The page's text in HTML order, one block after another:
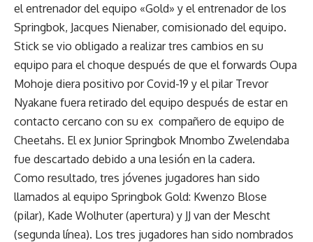
el entrenador del equipo «Gold» y el entrenador de los
Springbok, Jacques Nienaber, comisionado del equipo.
Stick se vio obligado a realizar tres cambios en su
equipo para el choque después de que el forwards Oupa
Mohoje diera positivo por Covid-19 y el pilar Trevor
Nyakane fuera retirado del equipo después de estar en
contacto cercano con su ex compañero de equipo de
Cheetahs. El ex Junior Springbok Mnombo Zwelendaba
fue descartado debido a una lesión en la cadera.
Como resultado, tres jóvenes jugadores han sido
llamados al equipo Springbok Gold: Kwenzo Blose
(pilar), Kade Wolhuter (apertura) y JJ van der Mescht
(segunda línea). Los tres jugadores han sido nombrados